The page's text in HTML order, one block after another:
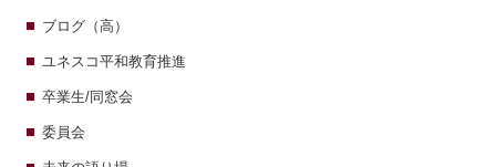
ブログ（高）
ユネスコ平和教育推進
卒業生/同窓会
委員会